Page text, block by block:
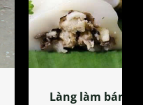
Nhi – nơi lan